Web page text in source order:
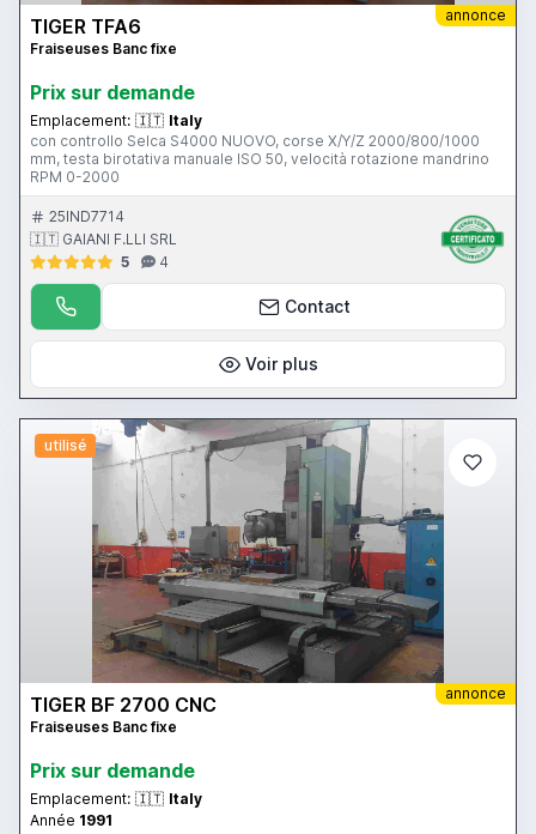
annonce
TIGER TFA6
Fraiseuses Banc fixe
Prix ​​sur demande
Emplacement: 🇮🇹 Italy
con controllo Selca S4000 NUOVO, corse X/Y/Z 2000/800/1000
mm, testa birotativa manuale ISO 50, velocità rotazione mandrino
RPM 0-2000
25IND7714
🇮🇹 GAIANI F.LLI SRL
5
4
Contact
Voir plus
utilisé
annonce
TIGER BF 2700 CNC
Fraiseuses Banc fixe
Prix ​​sur demande
Emplacement: 🇮🇹 Italy
Année 1991